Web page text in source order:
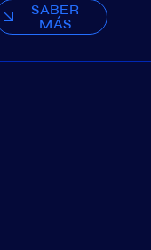
SABER
MÁS